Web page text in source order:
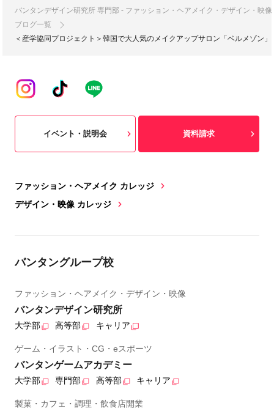
バンタンデザイン研究所 専門部 - ファッション・ヘアメイク・デザイン・映
ブログ一覧
＜産学協同プロジェクト＞韓国で大人気のメイクアップサロン「ベルメゾン
ファッション・ヘアメイク カレッジ
デザイン・映像 カレッジ
イベント・説明会 資料請求
バンタングループ校
ファッション・ヘアメイク・デザイン・映像
バンタンデザイン研究所
大学部 高等部 キャリア
ゲーム・イラスト・CG・eスポーツ
バンタンゲームアカデミー
大学部 専門部 高等部 キャリア
製菓・カフェ・調理・飲食店開業